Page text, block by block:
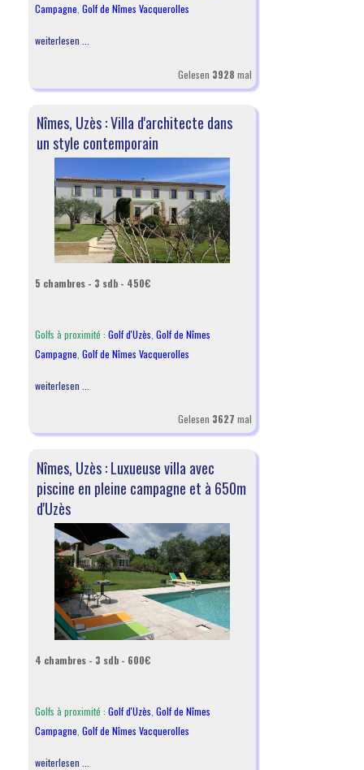
Campagne Golf de Nîmes Vacquerolles
weiterlesen ...
Gelesen 3928 mal
Nîmes, Uzès : Villa d'architecte dans
un style contemporain
5 chambres - 3 sdb - 450€
Golfs à proximité : Golf d'Uzès Golf de Nîmes
Campagne Golf de Nîmes Vacquerolles
weiterlesen ...
Gelesen 3627 mal
Nîmes, Uzès : Luxueuse villa avec
piscine en pleine campagne et à 650m
d'Uzès
4 chambres - 3 sdb - 600€
Golfs à proximité : Golf d'Uzès Golf de Nîmes
Campagne Golf de Nîmes Vacquerolles
weiterlesen ...